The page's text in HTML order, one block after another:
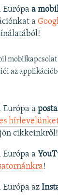
Európa a
a
az
Európa a
cikkeinkről!
Európa a
!
Európa az